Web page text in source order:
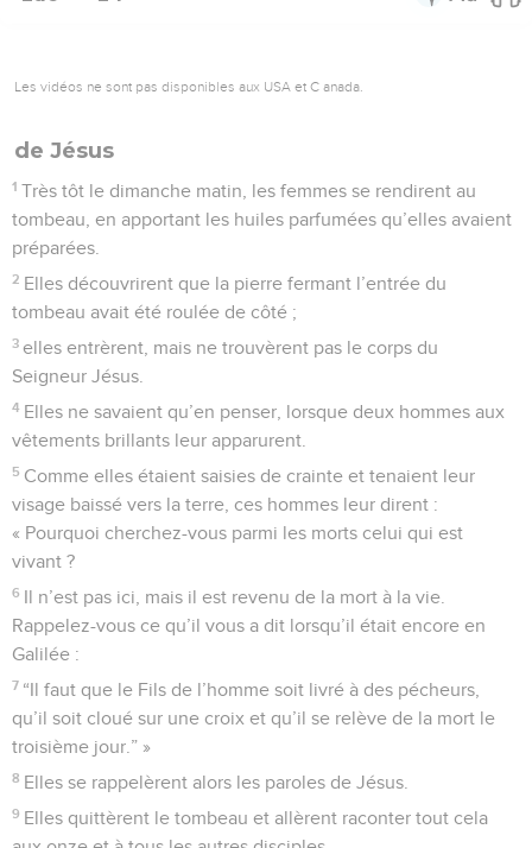
Les vidéos ne sont pas disponibles aux USA et C anada.
de Jésus
1 Très tôt le dimanche matin, les femmes se rendirent au
tombeau, en apportant les huiles parfumées qu’elles avaient
préparées.
2 Elles découvrirent que la pierre fermant l’entrée du
tombeau avait été roulée de côté ;
3 elles entrèrent, mais ne trouvèrent pas le corps du
Seigneur Jésus.
4 Elles ne savaient qu’en penser, lorsque deux hommes aux
vêtements brillants leur apparurent.
5 Comme elles étaient saisies de crainte et tenaient leur
visage baissé vers la terre, ces hommes leur dirent :
« Pourquoi cherchez-vous parmi les morts celui qui est
vivant ?
6 Il n’est pas ici, mais il est revenu de la mort à la vie.
Rappelez-vous ce qu’il vous a dit lorsqu’il était encore en
Galilée :
7 “Il faut que le Fils de l’homme soit livré à des pécheurs,
qu’il soit cloué sur une croix et qu’il se relève de la mort le
troisième jour.” »
8 Elles se rappelèrent alors les paroles de Jésus.
9 Elles quittèrent le tombeau et allèrent raconter tout cela